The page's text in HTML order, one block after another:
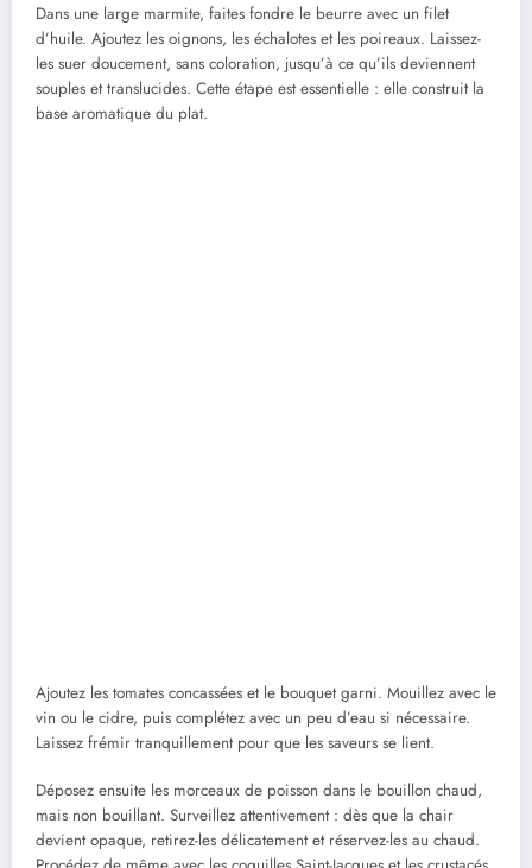
Dans une large marmite, faites fondre le beurre avec un filet
d’huile. Ajoutez les oignons, les échalotes et les poireaux. Laissez-
les suer doucement, sans coloration, jusqu’à ce qu’ils deviennent
souples et translucides. Cette étape est essentielle : elle construit la
base aromatique du plat.
Ajoutez les tomates concassées et le bouquet garni. Mouillez avec le
vin ou le cidre, puis complétez avec un peu d’eau si nécessaire.
Laissez frémir tranquillement pour que les saveurs se lient.
Déposez ensuite les morceaux de poisson dans le bouillon chaud,
mais non bouillant. Surveillez attentivement : dès que la chair
devient opaque, retirez-les délicatement et réservez-les au chaud.